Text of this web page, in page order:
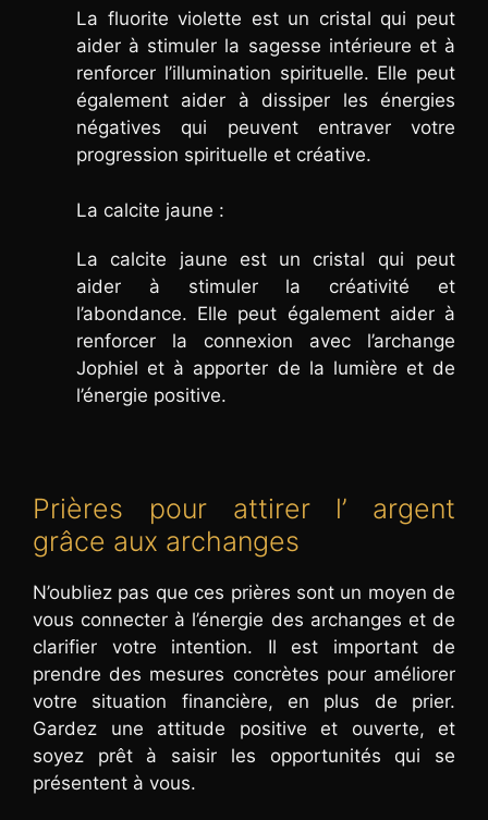
La fluorite violette est un cristal qui peut
aider à stimuler la sagesse intérieure et à
renforcer l’illumination spirituelle. Elle peut
également aider à dissiper les énergies
négatives qui peuvent entraver votre
progression spirituelle et créative.
La calcite jaune :
La calcite jaune est un cristal qui peut
aider à stimuler la créativité et
l’abondance. Elle peut également aider à
renforcer la connexion avec l’archange
Jophiel et à apporter de la lumière et de
l’énergie positive.
Prières pour attirer l’ argent
grâce aux archanges
N’oubliez pas que ces prières sont un moyen de
vous connecter à l’énergie des archanges et de
clarifier votre intention. Il est important de
prendre des mesures concrètes pour améliorer
votre situation financière, en plus de prier.
Gardez une attitude positive et ouverte, et
soyez prêt à saisir les opportunités qui se
présentent à vous.